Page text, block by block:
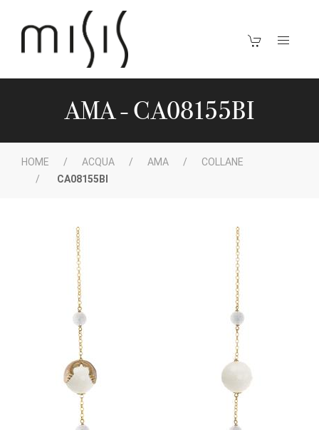
AMA - CA08155BI
HOME ACQUA AMA
COLLANE
CA08155BI